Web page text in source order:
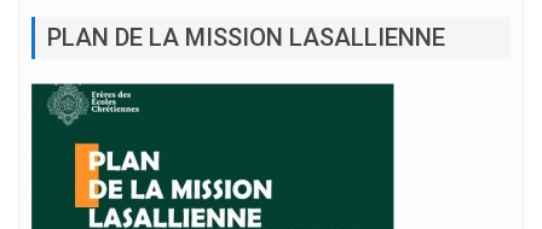
PLAN DE LA MISSION LASALLIENNE